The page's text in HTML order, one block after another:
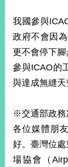
APPYouTube
RSS
政
府
網
站
開
放
宣
告
我國參與
政府不會因
更不會停下
參與ICAO的
與達成無縫天
※交通部政務
各位媒體朋
好。臺灣位
場協會（